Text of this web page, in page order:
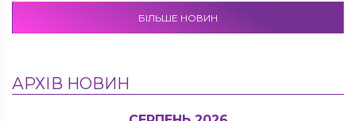
БІЛЬШЕ НОВИН
АРХІВ НОВИН